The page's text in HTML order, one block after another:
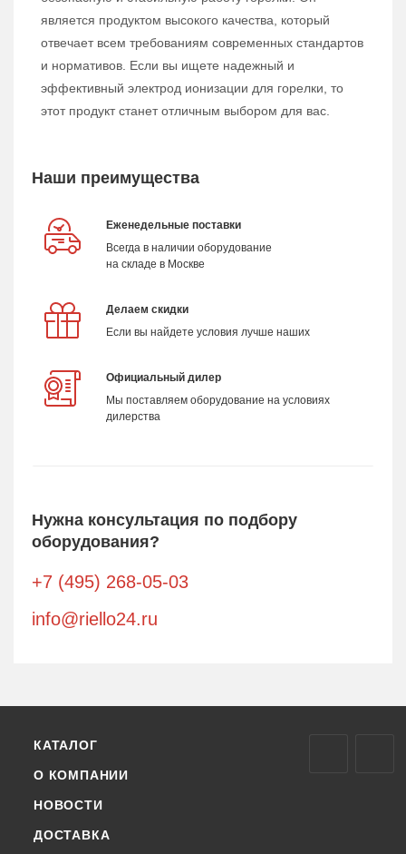
является продуктом высокого качества, который
отвечает всем требованиям современных стандартов
и нормативов. Если вы ищете надежный и
эффективный электрод ионизации для горелки, то
этот продукт станет отличным выбором для вас.
Наши преимущества
Еженедельные поставки
Всегда в наличии оборудование
на складе в Москве
Делаем скидки
Если вы найдете условия лучше наших
Официальный дилер
Мы поставляем оборудование на условиях
дилерства
Нужна консультация по подбору
оборудования?
+7 (495) 268-05-03
info@riello24.ru
КАТАЛОГ
О КОМПАНИИ
НОВОСТИ
ДОСТАВКА